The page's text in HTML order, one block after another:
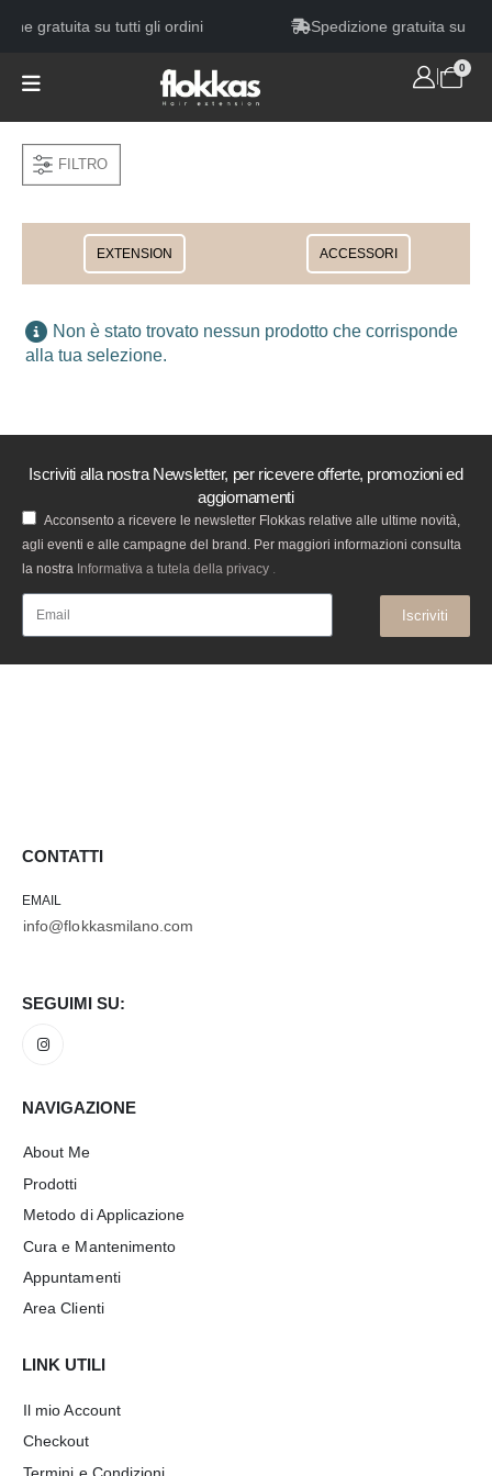
gratuita su tutti gli ordini Spedizione gratuita su
0
FILTRO
EXTENSION ACCESSORI
Non è stato trovato nessun prodotto che corrisponde
alla tua selezione.
Iscriviti alla nostra Newsletter, per ricevere offerte, promozioni ed
aggiornamenti
Acconsento a ricevere le newsletter Flokkas relative alle ultime novità,
agli eventi e alle campagne del brand. Per maggiori informazioni consulta
la nostra
Informativa a tutela della privacy
Iscriviti
CONTATTI
EMAIL
info@flokkasmilano.com
SEGUIMI SU:
NAVIGAZIONE
About Me
Prodotti
Metodo di Applicazione
Cura e Mantenimento
Appuntamenti
Area Clienti
LINK UTILI
Il mio Account
Checkout
Termini e Condizioni